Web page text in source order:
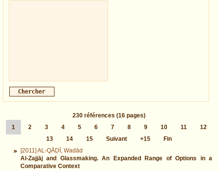
230 références (16 pages)
1
2 3 4 5 6 7 8 9 10 11
12
13
14 15 Suivant +15
Fin
[2011] AL-QĀḌĪ, Wadād
Al-Zajjāj and Glassmaking. An Expanded Range of Options in a
Comparative Context